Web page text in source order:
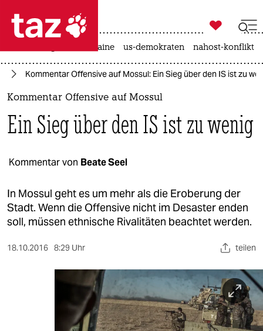
 taz zahl ich
taz zahl ich
politik
öko
gesellschaft
kultur

taz zahl ich
krieg in der ukraine us-demokraten nahost-konflikt
Kommentar Offensive auf Mossul: Ein Sieg über den IS ist zu
Kommentar Offensive auf Mossul
Ein Sieg über den IS ist zu wenig
Kommentar von Beate Seel
In Mossul geht es um mehr als die Eroberung der
Stadt. Wenn die Offensive nicht im Desaster enden
soll, müssen ethnische Rivalitäten beachtet werden.
18.10.2016 8:29 Uhr teilen